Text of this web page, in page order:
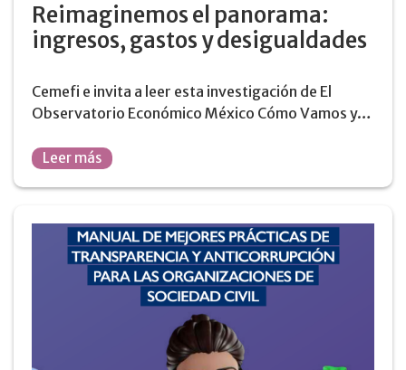
Reimaginemos el panorama:
ingresos, gastos y desigualdades
Cemefi e invita a leer esta investigación de El
Observatorio Económico México Cómo Vamos y…
Leer más